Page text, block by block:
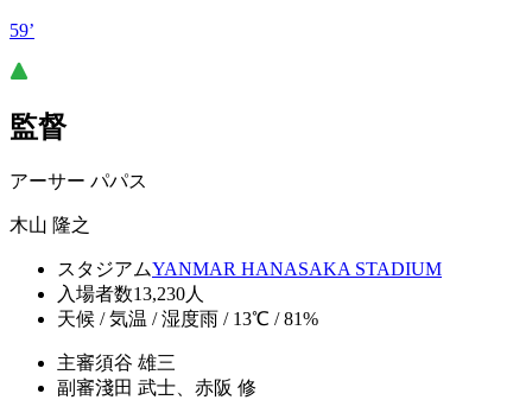
59’
監督
アーサー パパス
木山 隆之
スタジアムYANMAR HANASAKA STADIUM
入場者数13,230人
天候 / 気温 / 湿度雨 / 13℃ / 81%
主審須谷 雄三
副審淺田 武士、赤阪 修